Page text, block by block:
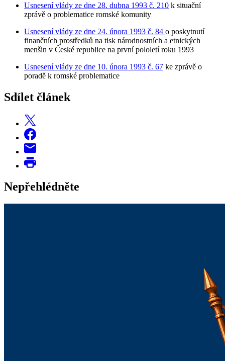
Usnesení vlády ze dne 28. dubna 1993 č. 210 k situační
zprávě o problematice romské komunity
Usnesení vlády ze dne 24. února 1993 č. 84 o poskytnutí
finančních prostředků na tisk národnostních a etnických
menšin v České republice na první pololetí roku 1993
Usnesení vlády ze dne 10. února 1993 č. 67 ke zprávě o
poradě k romské problematice
Sdílet článek
Nepřehlédněte